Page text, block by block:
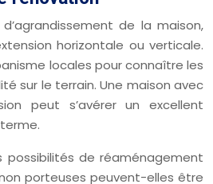
de la maison,
horizontale ou verticale.
locales pour connaître les
sur le terrain. Une maison avec
peut s’avérer un excellent
possibilités de réaménagement
porteuses peuvent-elles être